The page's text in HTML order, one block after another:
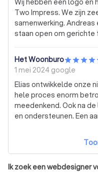
Two Impress. We zijn
samenwerking.
staan open om gerichte
eens beroep doen op
Het Woonburo
1 mei 2024 google
Elias ontwikkelde onze
hele proces enorm
meedenkend. Ook na
en ondersteunen. Een
Ik zoek een webdesigner